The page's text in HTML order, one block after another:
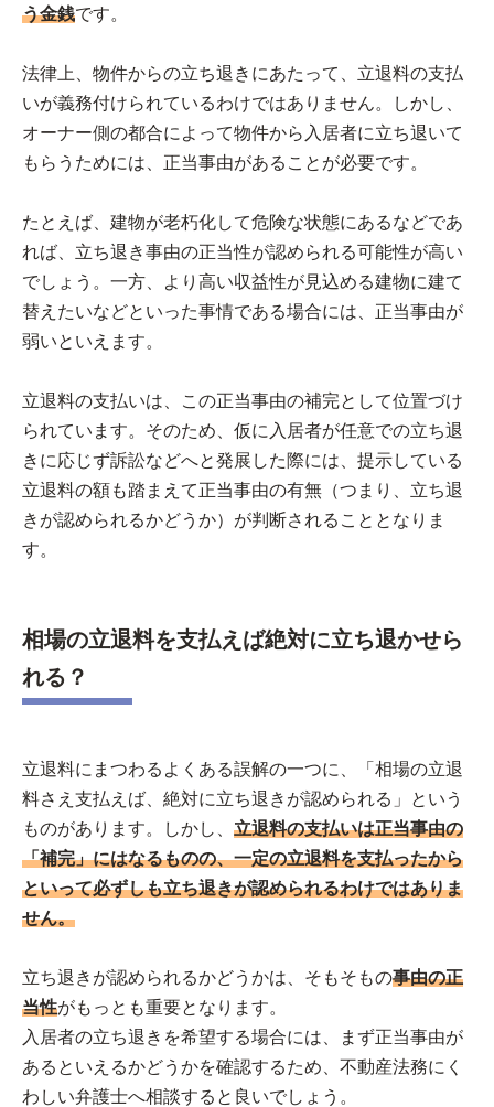
う金銭です。
法律上、物件からの立ち退きにあたって、立退料の支払
いが義務付けられているわけではありません。しかし、
オーナー側の都合によって物件から入居者に立ち退いて
もらうためには、正当事由があることが必要です。
たとえば、建物が老朽化して危険な状態にあるなどであ
れば、立ち退き事由の正当性が認められる可能性が高い
でしょう。一方、より高い収益性が見込める建物に建て
替えたいなどといった事情である場合には、正当事由が
弱いといえます。
立退料の支払いは、この正当事由の補完として位置づけ
られています。そのため、仮に入居者が任意での立ち退
きに応じず訴訟などへと発展した際には、提示している
立退料の額も踏まえて正当事由の有無（つまり、立ち退
きが認められるかどうか）が判断されることとなりま
す。
相場の立退料を支払えば絶対に立ち退かせら
れる？
立退料にまつわるよくある誤解の一つに、「相場の立退
料さえ支払えば、絶対に立ち退きが認められる」という
ものがあります。しかし、 立退料の支払いは正当事由の
「補完」にはなるものの、一定の立退料を支払ったから
といって必ずしも立ち退きが認められるわけではありま
せん。
立ち退きが認められるかどうかは、そもそもの事由の正
当性がもっとも重要となります。
入居者の立ち退きを希望する場合には、まず正当事由が
あるといえるかどうかを確認するため、不動産法務にく
わしい弁護士へ相談すると良いでしょう。